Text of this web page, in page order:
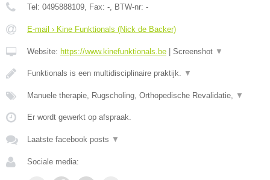
Tel: 0495888109, Fax: -, BTW-nr: -
E-mail › Kine Funktionals (Nick de Backer)
Website: https://www.kinefunktionals.be Screenshot ▼
Funktionals is een multidisciplinaire praktijk. ▼
Manuele therapie, Rugscholing, Orthopedische Revalidatie, ▼
Er wordt gewerkt op afspraak.
Laatste facebook posts ▼
Sociale media: